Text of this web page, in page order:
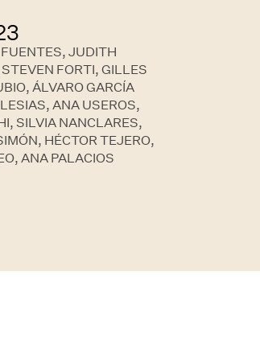
JUDITH
FORTI, GILLES
ÁLVARO GARCÍA
ANA USEROS,
SILVIA NANCLARES,
HÉCTOR TEJERO,
ANA PALACIOS